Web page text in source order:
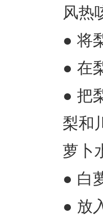
风热咳
● 将梨
● 在梨
● 把梨
梨和川
萝卜
● 白萝
● 放入